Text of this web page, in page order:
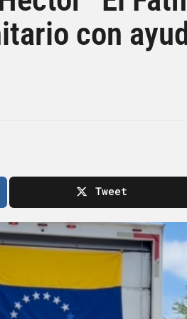
con
Tweet